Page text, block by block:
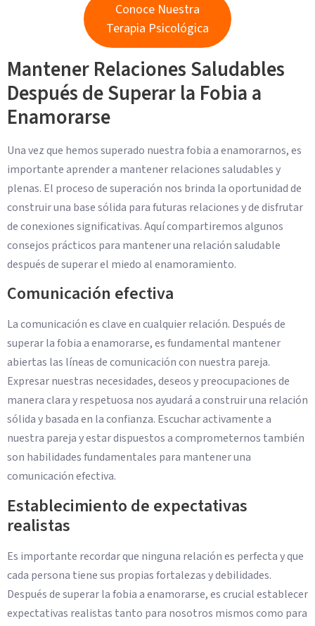
Conoce Nuestra
Terapia Psicológica
Mantener Relaciones Saludables
Después de Superar la Fobia a
Enamorarse
Una vez que hemos superado nuestra fobia a enamorarnos, es
importante aprender a mantener relaciones saludables y
plenas. El proceso de superación nos brinda la oportunidad de
construir una base sólida para futuras relaciones y de disfrutar
de conexiones significativas. Aquí compartiremos algunos
consejos prácticos para mantener una relación saludable
después de superar el miedo al enamoramiento.
Comunicación efectiva
La comunicación es clave en cualquier relación. Después de
superar la fobia a enamorarse, es fundamental mantener
abiertas las líneas de comunicación con nuestra pareja.
Expresar nuestras necesidades, deseos y preocupaciones de
manera clara y respetuosa nos ayudará a construir una relación
sólida y basada en la confianza. Escuchar activamente a
nuestra pareja y estar dispuestos a comprometernos también
son habilidades fundamentales para mantener una
comunicación efectiva.
Establecimiento de expectativas
realistas
Es importante recordar que ninguna relación es perfecta y que
cada persona tiene sus propias fortalezas y debilidades.
Después de superar la fobia a enamorarse, es crucial establecer
expectativas realistas tanto para nosotros mismos como para